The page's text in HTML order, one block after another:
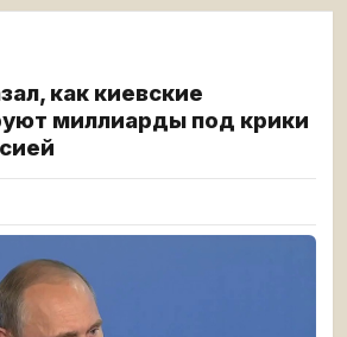
как киевские
миллиарды под крики